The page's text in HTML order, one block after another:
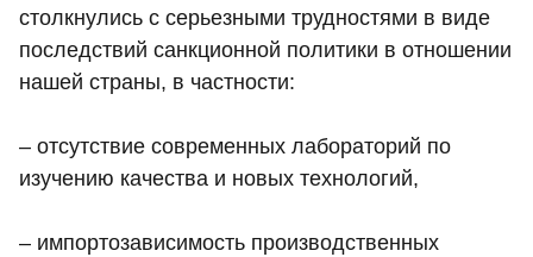
столкнулись с серьезными трудностями в виде
последствий санкционной политики в отношении
нашей страны, в частности:
– отсутствие современных лабораторий по
изучению качества и новых технологий,
– импортозависимость производственных